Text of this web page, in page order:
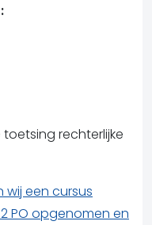
rechterlijke
een cursus
PO opgenomen en